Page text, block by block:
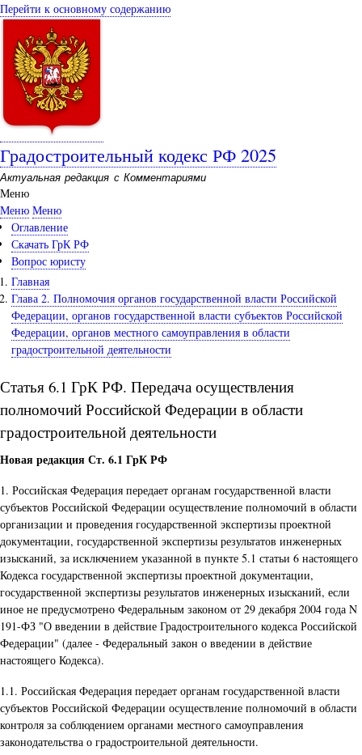
Перейти к основному содержанию
Градостроительный кодекс РФ 2025
Актуальная редакция с Комментариями
Меню
Меню Меню
Оглавление
Скачать ГрК РФ
Вопрос юристу
Главная
Глава 2. Полномочия органов государственной власти Российской
Федерации, органов государственной власти субъектов Российской
Федерации, органов местного самоуправления в области
градостроительной деятельности
Статья 6.1 ГрК РФ. Передача осуществления
полномочий Российской Федерации в области
градостроительной деятельности
Новая редакция Ст. 6.1 ГрК РФ
1. Российская Федерация передает органам государственной власти
субъектов Российской Федерации осуществление полномочий в области
организации и проведения государственной экспертизы проектной
документации, государственной экспертизы результатов инженерных
изысканий, за исключением указанной в пункте 5.1 статьи 6 настоящего
Кодекса государственной экспертизы проектной документации,
государственной экспертизы результатов инженерных изысканий, если
иное не предусмотрено Федеральным законом от 29 декабря 2004 года N
191-ФЗ "О введении в действие Градостроительного кодекса Российской
Федерации" (далее - Федеральный закон о введении в действие
настоящего Кодекса).
1.1. Российская Федерация передает органам государственной власти
субъектов Российской Федерации осуществление полномочий в области
контроля за соблюдением органами местного самоуправления
законодательства о градостроительной деятельности.